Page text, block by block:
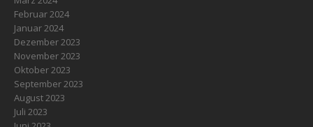
Februar 2024
Januar 2024
Dezember 2023
November 2023
Oktober 2023
September 2023
August 2023
Juli 2023